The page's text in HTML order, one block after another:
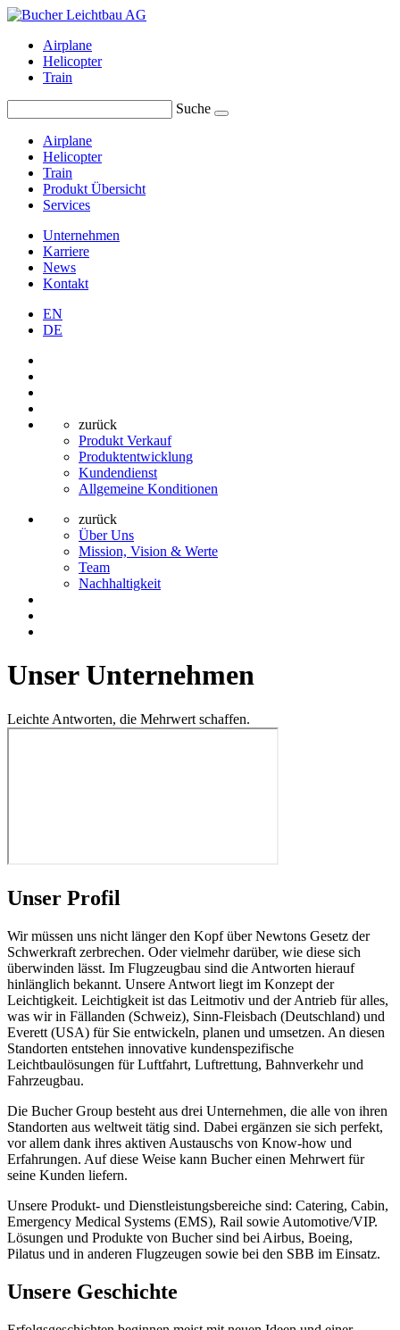
Airplane
Helicopter
Train
Suche
Airplane
Helicopter
Train
Produkt Übersicht
Services
Unternehmen
Karriere
News
Kontakt
EN
DE
zurück
Produkt Verkauf
Produktentwicklung
Kundendienst
Allgemeine Konditionen
zurück
Über Uns
Mission, Vision & Werte
Team
Nachhaltigkeit
Unser Unternehmen
Leichte Antworten, die Mehrwert schaffen.
Unser Profil
Wir müssen uns nicht länger den Kopf über Newtons Gesetz der
Schwerkraft zerbrechen. Oder vielmehr darüber, wie diese sich
überwinden lässt. Im Flugzeugbau sind die Antworten hierauf
hinlänglich bekannt. Unsere Antwort liegt im Konzept der
Leichtigkeit. Leichtigkeit ist das Leitmotiv und der Antrieb für alles,
was wir in Fällanden (Schweiz), Sinn-Fleisbach (Deutschland) und
Everett (USA) für Sie entwickeln, planen und umsetzen. An diesen
Standorten entstehen innovative kundenspezifische
Leichtbaulösungen für Luftfahrt, Luftrettung, Bahnverkehr und
Fahrzeugbau.
Die Bucher Group besteht aus drei Unternehmen, die alle von ihren
Standorten aus weltweit tätig sind. Dabei ergänzen sie sich perfekt,
vor allem dank ihres aktiven Austauschs von Know-how und
Erfahrungen. Auf diese Weise kann Bucher einen Mehrwert für
seine Kunden liefern.
Unsere Produkt- und Dienstleistungsbereiche sind: Catering, Cabin,
Emergency Medical Systems (EMS), Rail sowie Automotive/VIP.
Lösungen und Produkte von Bucher sind bei Airbus, Boeing,
Pilatus und in anderen Flugzeugen sowie bei den SBB im Einsatz.
Unsere Geschichte